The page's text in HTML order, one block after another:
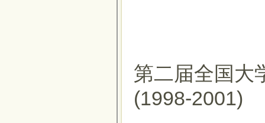
第二届全国大
(1998-2001)